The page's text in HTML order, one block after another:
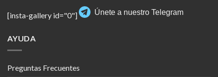
[insta-gallery id="0"] Únete a nuestro Telegram
AYUDA
Preguntas Frecuentes